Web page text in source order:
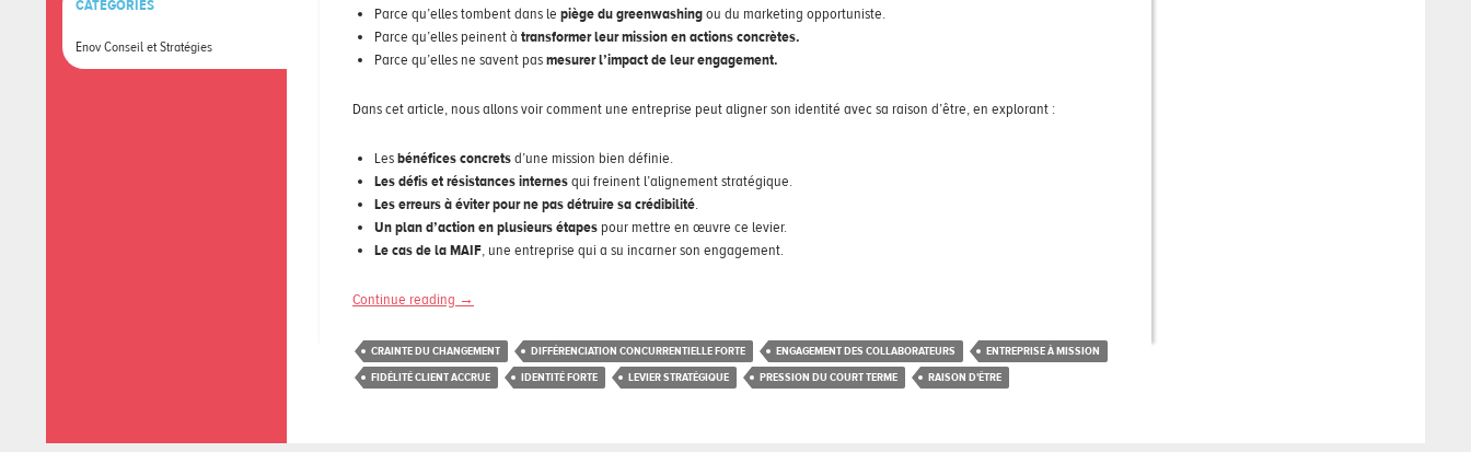
Parce qu’elles tombent dans le piège du greenwashingou du marketing opportuniste.
Parce qu’elles peinent à transformer leur mission en actions concrètes.
Parce qu’elles ne savent pasmesurer l’impact de leur engagement.
Dans cet article, nous allons voir comment une entreprise peut aligner son identité avec sa raison d’être, en explorant :
Lesbénéfices concretsd’une mission bien définie.
Les défis et résistances internesqui freinent l’alignement stratégique.
Les erreurs à éviter pour ne pas détruire sa crédibilité.
Un plan d’action en plusieurs étapes pour mettre en œuvre ce levier.
Le cas de la MAIF, une entreprise qui a su incarner son engagement.
Continue reading →
CRAINTE DU CHANGEMENT DIFFÉRENCIATION CONCURRENTIELLE FORTE ENGAGEMENT DES COLLABORATEURS
ENTREPRISE À MISSION
FIDÉLITÉ CLIENT ACCRUE
IDENTITÉ FORTE LEVIER STRATÉGIQUE PRESSION DU COURT TERME RAISON D'ÊTRE
CATÉGORIES
Enov Conseil et Stratégies